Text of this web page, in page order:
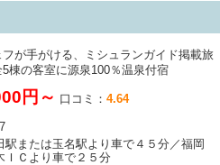
が手がける、ミシュランガイド掲載旅
棟の客室に源泉100％温泉付宿
円～ 口コミ： 4.64
または玉名駅より車で４５分／福岡
Ｃより車で２５分